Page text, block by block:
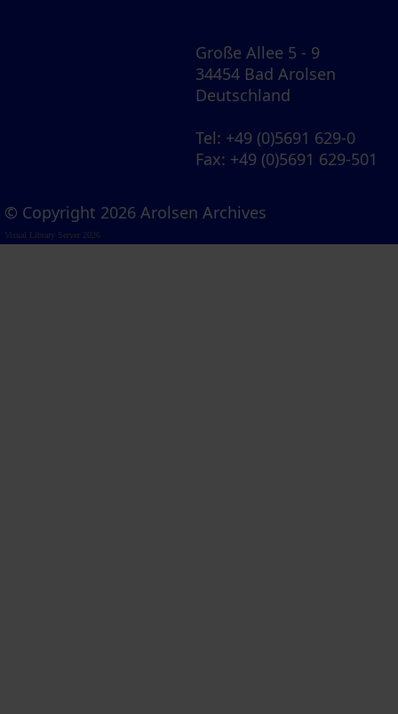
Große Allee 5 - 9
34454 Bad Arolsen
Deutschland
Tel: +49 (0)5691 629-0
Fax: +49 (0)5691 629-501
© Copyright 2026 Arolsen Archives
Visual Library Server 2026